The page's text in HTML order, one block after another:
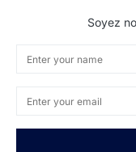
Soyez